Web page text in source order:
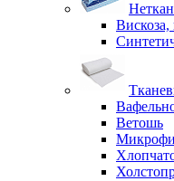
Вискоза,
Ветошь